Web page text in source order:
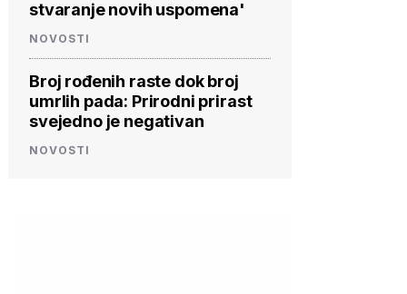
stvaranje novih uspomena'
NOVOSTI
Broj rođenih raste dok broj
umrlih pada: Prirodni prirast
svejedno je negativan
NOVOSTI